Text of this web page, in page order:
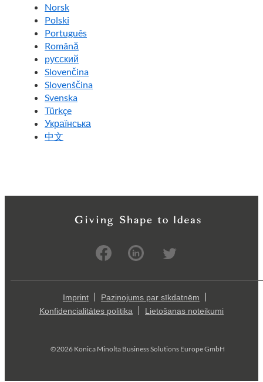
Norsk
Polski
Português
Română
pусский
Slovenčina
Slovenščina
Svenska
Türkçe
Українська
中文
Imprint
Paziņojums par sīkdatnēm
Konfidencialitātes politika
Lietošanas noteikumi
©2026 Konica Minolta Business Solutions Europe GmbH